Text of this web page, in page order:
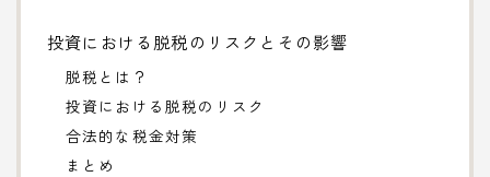
投資における脱税のリスクとその影響
脱税とは？
投資における脱税のリスク
合法的な税金対策
まとめ